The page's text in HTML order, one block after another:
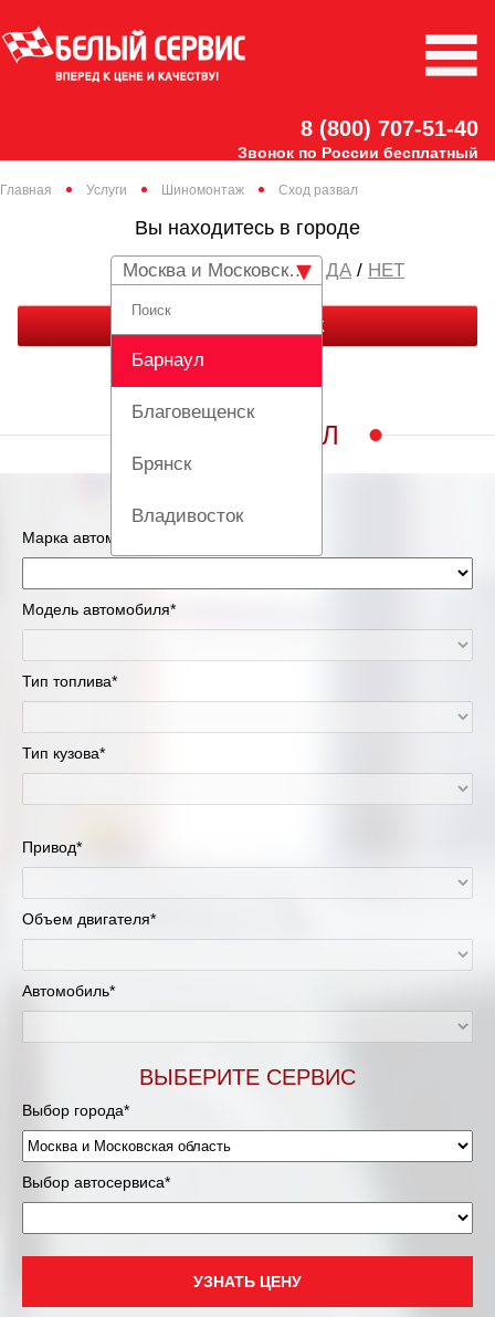
8 (800) 707-51-40
Звонок по России бесплатный
Главная Услуги Шиномонтаж Сход развал
Вы находитесь в городе
Москва и Московская область
Барнаул
Благовещенск
Брянск
Владивосток
Екатеринбург
Краснодар
Нижневартовск
Нижний Новгород
Новосибирск
/ НЕТ
ЗАКАЗАТЬ ЗВОНОК
СХОД РАЗВАЛ
Марка автомобиля*
Модель автомобиля*
Тип топлива*
Тип кузова*
Привод*
Объем двигателя*
Автомобиль*
ВЫБЕРИТЕ СЕРВИС
Выбор города*
Выбор автосервиса*
УЗНАТЬ ЦЕНУ